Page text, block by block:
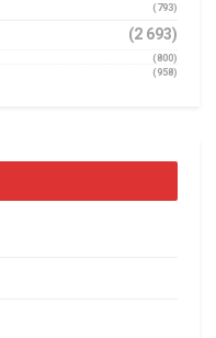
(793)
(2 693)
(800)
(958)